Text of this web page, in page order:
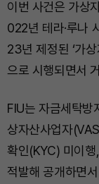
이번 사건은 가상
022년 테라·루나
23년 제정된 ‘가
으로 시행되면서
FIU는 자금세탁
상자산사업자
확인(KYC) 미이
적발해 공개하면